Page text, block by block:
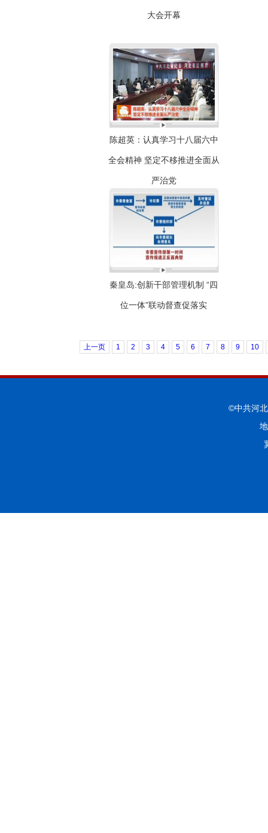
大会开幕
陈超英：认真学习十八届六中
全会精神 坚定不移推进全面从
严治党
秦皇岛:创新干部管理机制 “四
位一体”联动督查促落实
上一页 1 2 3 4 5 6 7 8 9 10
©中共河